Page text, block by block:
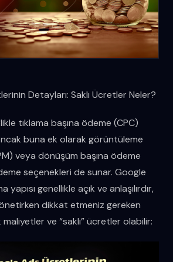
Detayları: Saklı Ücretler Neler?
tıklama başına ödeme (CPC)
buna ek olarak görüntüleme
veya dönüşüm başına ödeme
seçenekleri de sunar. Google
yapısı genellikle açık ve anlaşılırdır,
dikkat etmeniz gereken
ve “saklı” ücretler olabilir: